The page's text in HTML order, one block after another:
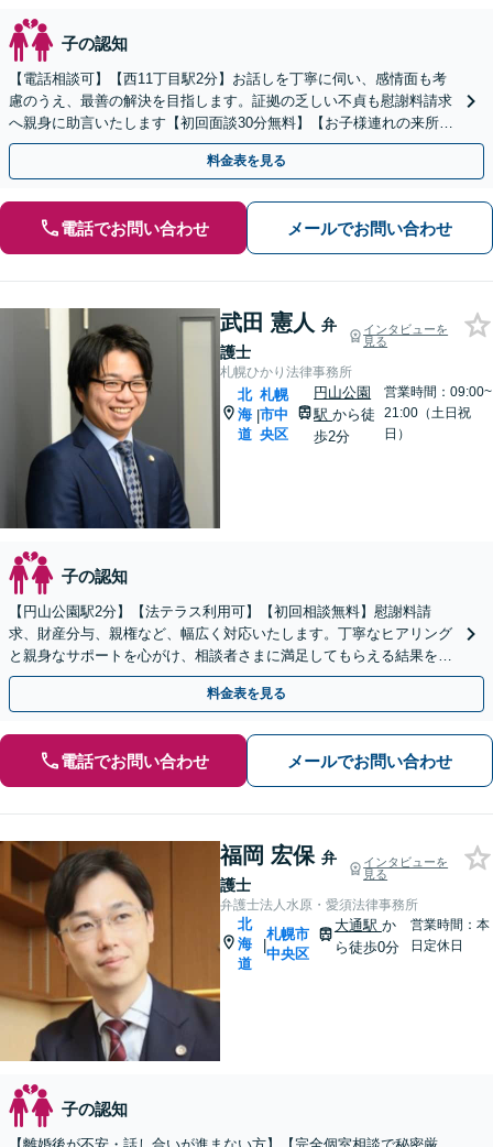
子の認知
【電話相談可】【西11丁目駅2分】お話しを丁寧に伺い、感情面も考
慮のうえ、最善の解決を目指します。証拠の乏しい不貞も慰謝料請求
へ親身に助言いたします【初回面談30分無料】【お子様連れの来所O
K】【夜間面談可】【ビデオ面談可】
料金表を見る
電話でお問い合わせ メールでお問い合わせ
武田 憲人 弁
護士
インタビューを
見る
札幌ひかり法律事務所
北
海
道
|
札幌
市中
央区
円山公園
駅から徒
歩2分
営業時間：09:00~
21:00（土日祝
日）
子の認知
【円山公園駅2分】【法テラス利用可】【初回相談無料】慰謝料請
求、財産分与、親権など、幅広く対応いたします。丁寧なヒアリング
と親身なサポートを心がけ、相談者さまに満足してもらえる結果を目
指します。【電話相談可】【休日・夜間面談可】
料金表を見る
電話でお問い合わせ メールでお問い合わせ
福岡 宏保 弁
護士
インタビューを
見る
弁護士法人水原・愛須法律事務所
北
海
道
|
札幌市
中央区
大通駅 か
ら徒歩0分
営業時間：本
日定休日
子の認知